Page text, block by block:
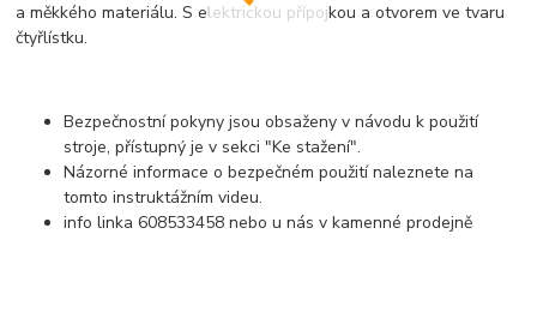
a měkkého materiálu. S elektrickou přípojkou a otvorem ve tvaru
čtyřlístku.
Bezpečnostní pokyny jsou obsaženy v návodu k použití
stroje, přístupný je v sekci "Ke stažení".
Názorné informace o bezpečném použití naleznete na
tomto instruktážním videu.
info linka 608533458 nebo u nás v kamenné prodejně